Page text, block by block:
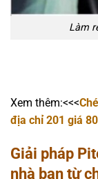
Làm
Xem thêm:<<<
địa chỉ 201 giá
Giải pháp
nhà bạn từ